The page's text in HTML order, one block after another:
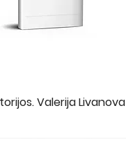
Greita peržiūra
Valerija Livanova